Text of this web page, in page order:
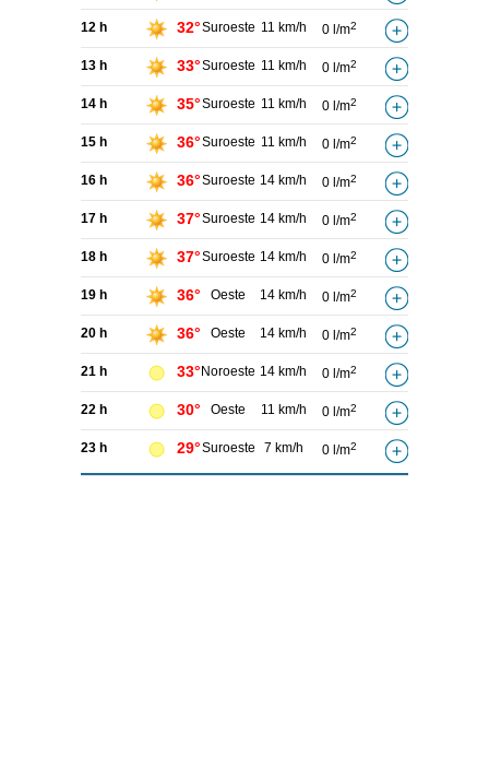
12 h 32°Suroeste 11 km/h 0 l/m2
13 h 33°Suroeste 11 km/h 0 l/m2
14 h 35°Suroeste 11 km/h 0 l/m2
15 h 36°Suroeste 11 km/h 0 l/m2
16 h 36°Suroeste 14 km/h 0 l/m2
17 h 37°Suroeste 14 km/h 0 l/m2
18 h 37°Suroeste 14 km/h 0 l/m2
19 h 36° Oeste 14 km/h 0 l/m2
20 h 36° Oeste 14 km/h 0 l/m2
21 h 33°Noroeste 14 km/h 0 l/m2
22 h 30° Oeste 11 km/h 0 l/m2
23 h 29°Suroeste 7 km/h 0 l/m2